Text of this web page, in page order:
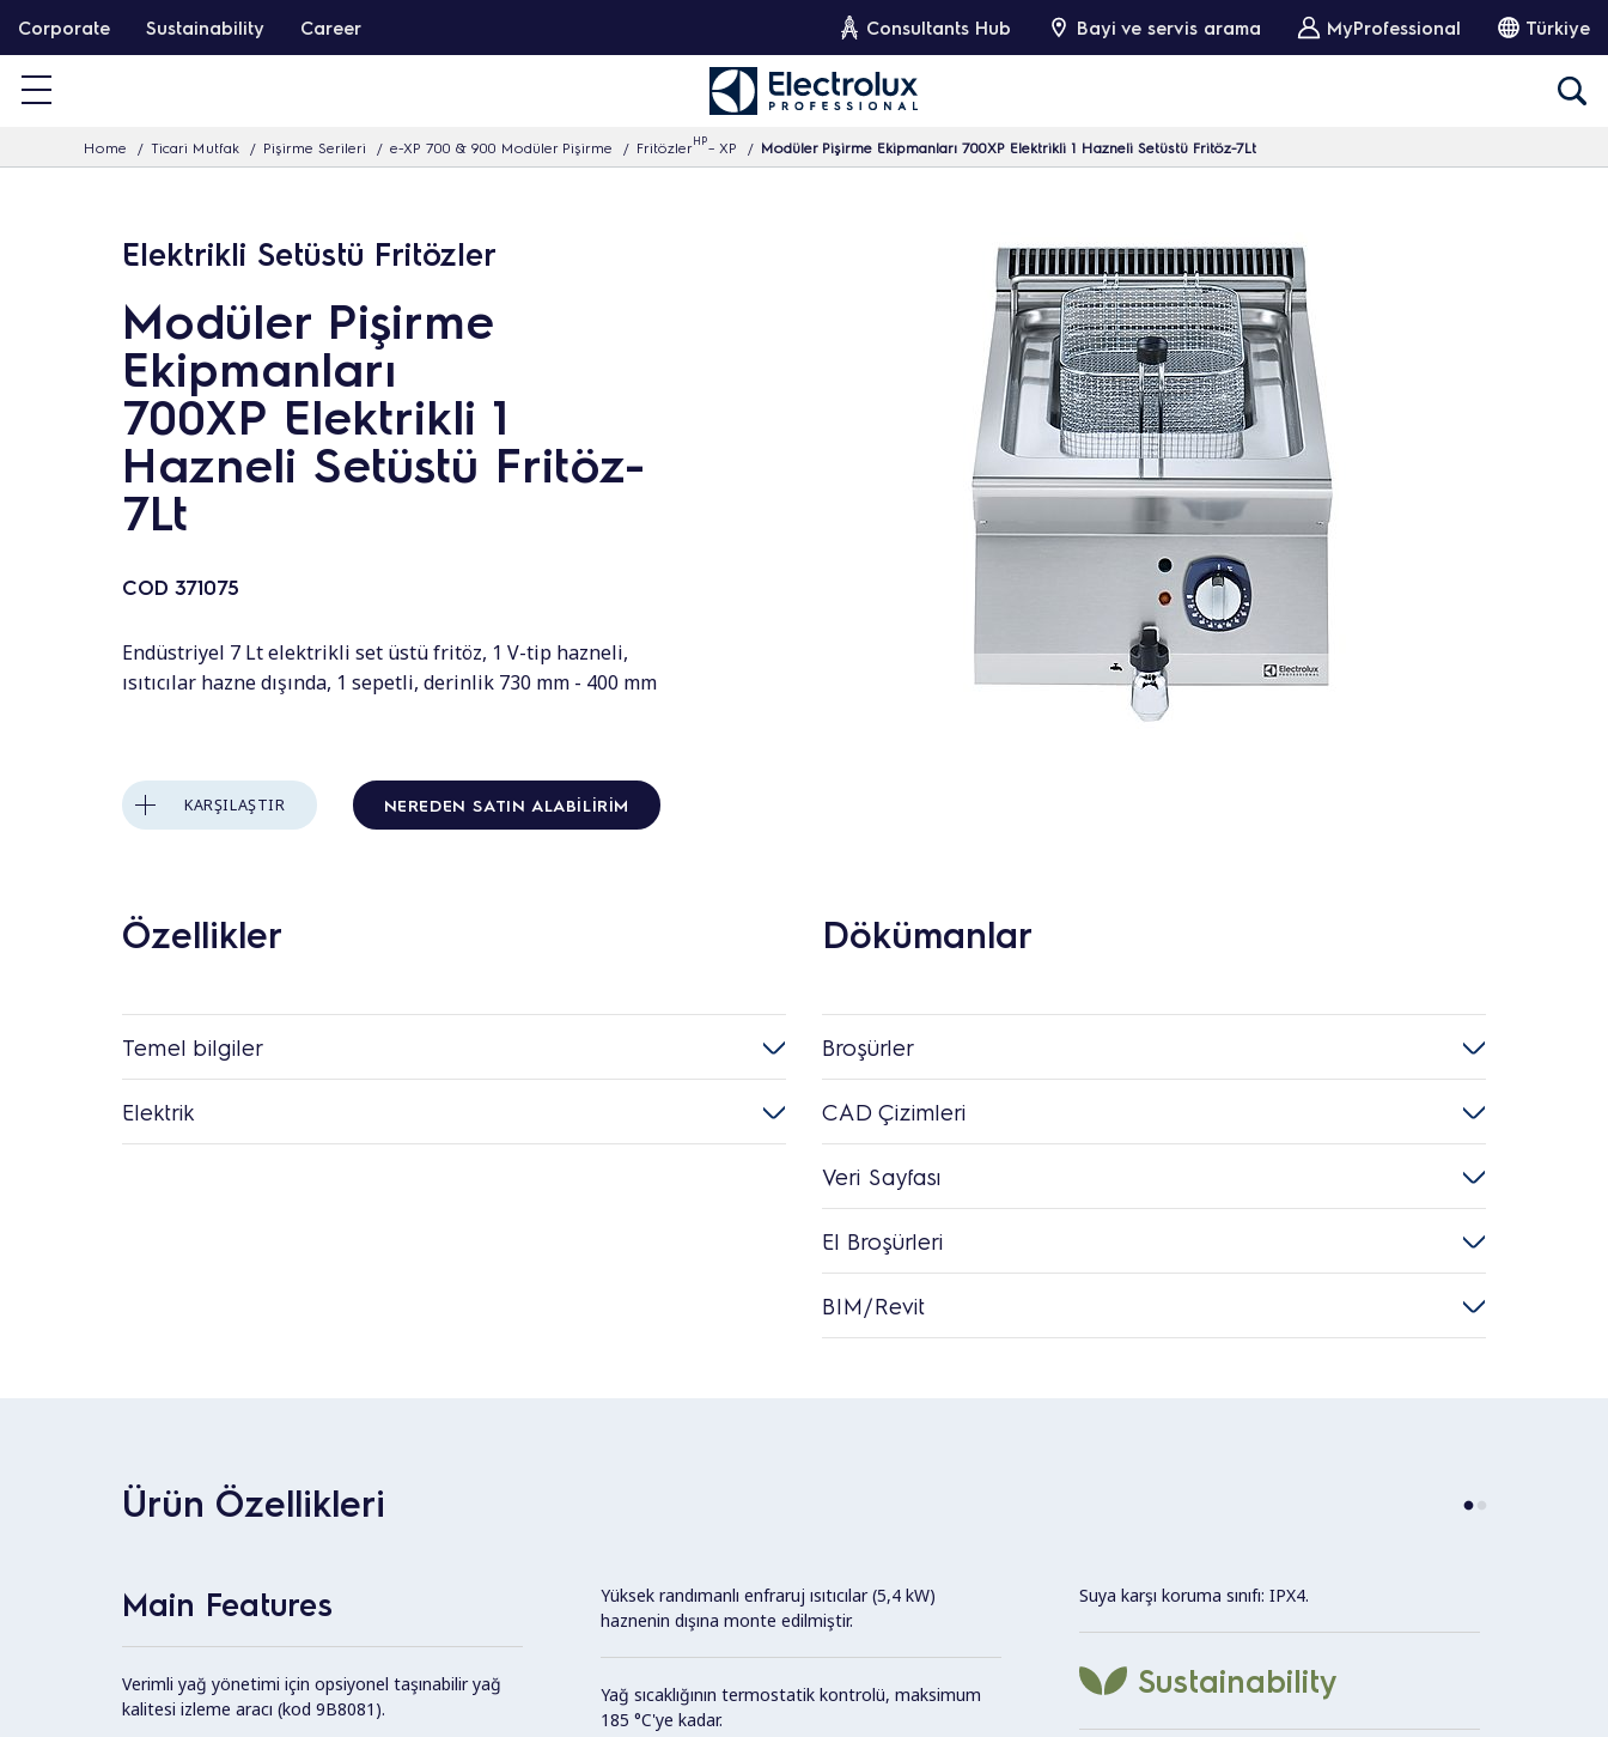
ç
Corporate Sustainability Career Consultants Hub Bayi ve servis arama MyProfessional Türkiye
Home Ticari Mutfak Pişirme Serileri e-XP 700 & 900 Modüler Pişirme FritözlerHP– XP Modüler Pişirme Ekipmanları 700XP Elektrikli 1 Hazneli Setüstü Fritöz-7Lt
Elektrikli Setüstü Fritözler
Modüler Pişirme
Ekipmanları
700XP Elektrikli 1
Hazneli Setüstü Fritöz-
7Lt
COD 371075
Endüstriyel 7 Lt elektrikli set üstü fritöz, 1 V-tip hazneli,
ısıtıcılar hazne dışında, 1 sepetli, derinlik 730 mm - 400 mm
KARŞILAŞTIR NEREDEN SATIN ALABILIRIM
Özellikler
Temel bilgiler
Elektrik
Dökümanlar
Broşürler
CAD Çizimleri
Veri Sayfası
El Broşürleri
BIM/Revit
Ürün Özellikleri
Main Features
Verimli yağ yönetimi için opsiyonel taşınabilir yağ
kalitesi izleme aracı (kod 9B8081).
Yüksek randımanlı enfraruj ısıtıcılar (5,4 kW)
haznenin dışına monte edilmiştir.
Yağ sıcaklığının termostatik kontrolü, maksimum
185 °C'ye kadar.
Suya karşı koruma sınıfı: IPX4.
Sustainability